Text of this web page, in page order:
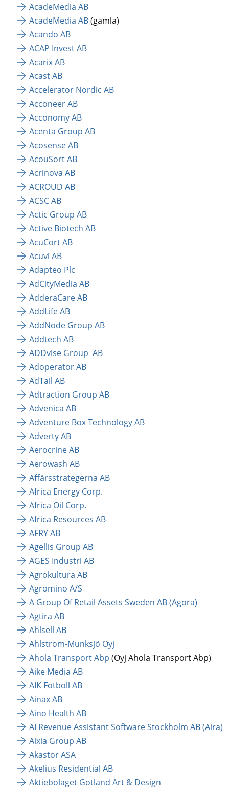
AcadeMedia AB
AcadeMedia AB (gamla)
Acando AB
ACAP Invest AB
Acarix AB
Acast AB
Accelerator Nordic AB
Acconeer AB
Acconomy AB
Acenta Group AB
Acosense AB
AcouSort AB
Acrinova AB
ACROUD AB
ACSC AB
Actic Group AB
Active Biotech AB
AcuCort AB
Acuvi AB
Adapteo Plc
AdCityMedia AB
AdderaCare AB
AddLife AB
AddNode Group AB
Addtech AB
ADDvise Group  AB
Adoperator AB
AdTail AB
Adtraction Group AB
Advenica AB
Adventure Box Technology AB
Adverty AB
Aerocrine AB
Aerowash AB
Affärsstrategerna AB
Africa Energy Corp.
Africa Oil Corp.
Africa Resources AB
AFRY AB
Agellis Group AB
AGES Industri AB
Agrokultura AB
Agromino A/S
A Group Of Retail Assets Sweden AB (Agora)
Agtira AB
Ahlsell AB
Ahlstrom-Munksjö Oyj
Ahola Transport Abp (Oyj Ahola Transport Abp)
Aike Media AB
AIK Fotboll AB
Ainax AB
Aino Health AB
AI Revenue Assistant Software Stockholm AB (Aira)
Aixia Group AB
Akastor ASA
Akelius Residential AB
Aktiebolaget Gotland Art & Design